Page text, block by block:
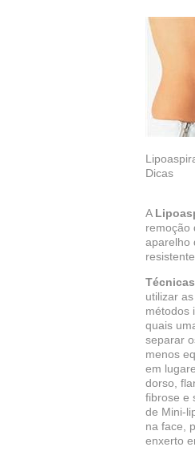
Dicas
A
remoção
aparelho
utilizar
métodos
quais
separar
menos
em
dorso,
fibrose e
de Mini-
na face,
enxerto